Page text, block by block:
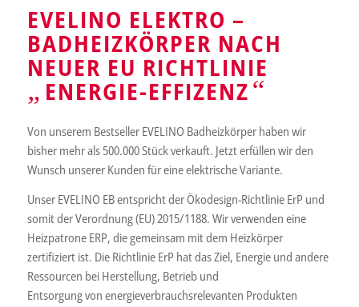
EVELINO ELEKTRO –
BADHEIZKÖRPER NACH
NEUER EU RICHTLINIE
„ ENERGIE-EFFIZENZ“
Von unserem Bestseller EVELINO Badheizkörper haben wir
bisher mehr als 500.000 Stück verkauft. Jetzt erfüllen wir den
Wunsch unserer Kunden für eine elektrische Variante.
Unser EVELINO EB entspricht der Ökodesign-Richtlinie ErP und
somit der Verordnung (EU) 2015/1188. Wir verwenden eine
Heizpatrone ERP, die gemeinsam mit dem Heizkörper
zertifiziert ist. Die Richtlinie ErP hat das Ziel, Energie und andere
Ressourcen bei Herstellung, Betrieb und
Entsorgung von energieverbrauchsrelevanten Produkten